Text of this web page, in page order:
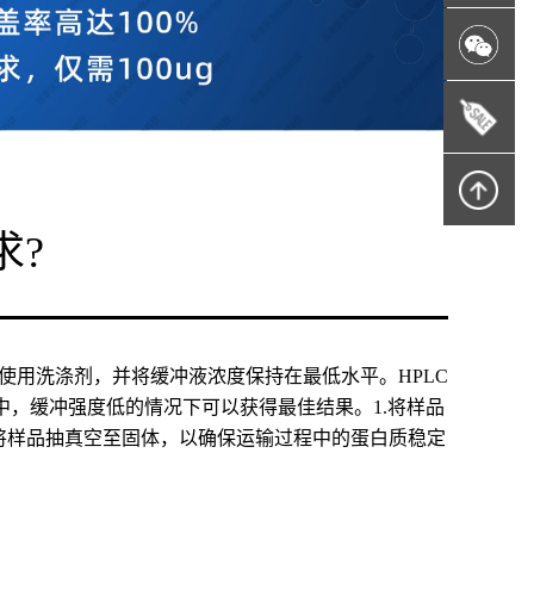
?
用洗涤剂，并将缓冲液浓度保持在最低水平。HPLC
缓冲强度低的情况下可以获得最佳结果。1.将样品
品抽真空至固体，以确保运输过程中的蛋白质稳定